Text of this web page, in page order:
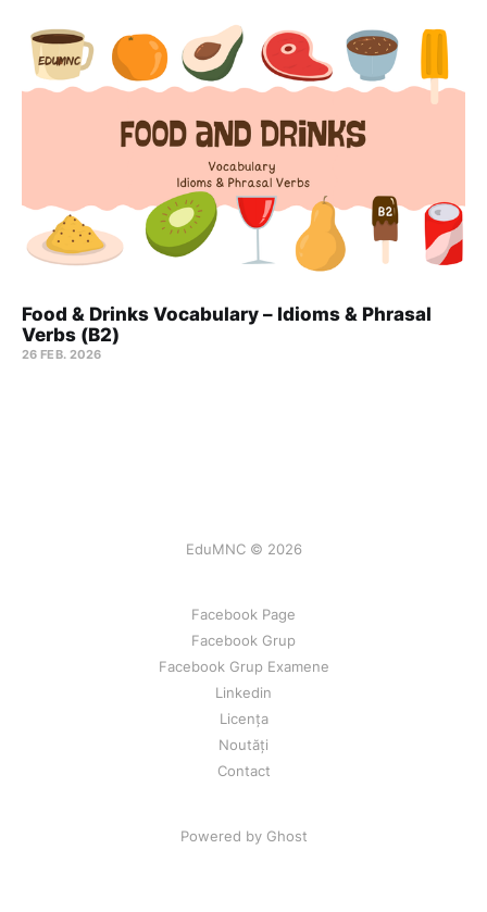
Food & Drinks Vocabulary – Idioms & Phrasal
Verbs (B2)
26 FEB. 2026
EduMNC © 2026
Facebook Page
Facebook Grup
Facebook Grup Examene
Linkedin
Licența
Noutăți
Contact
Powered by Ghost